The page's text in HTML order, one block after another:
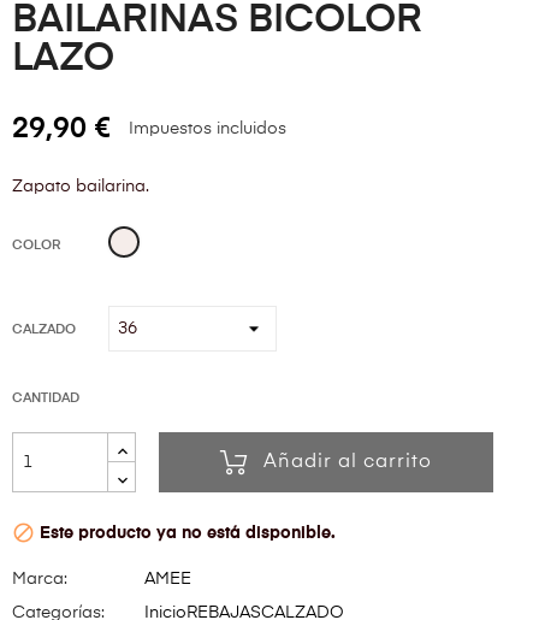
BAILARINAS BICOLOR
LAZO
29,90 € Impuestos incluidos
Zapato bailarina.
COLOR Beige
CALZADO
CANTIDAD
Añadir al carrito
 Este producto ya no está disponible.
Marca:
AMEE
Categorías:
Inicio REBAJASCALZADO